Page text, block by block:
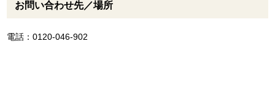
お問い合わせ先／場所
電話：0120-046-902